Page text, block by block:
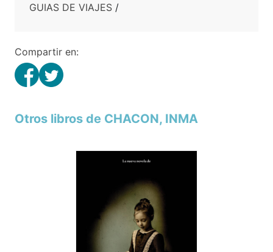
GUIAS DE VIAJES /
Compartir en:
Otros libros de CHACON, INMA